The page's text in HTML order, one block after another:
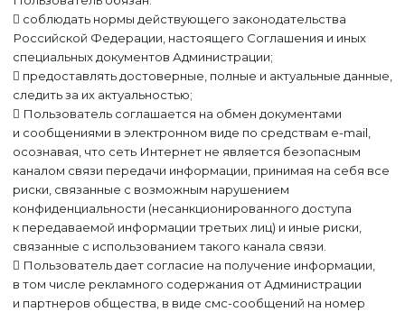
 соблюдать нормы действующего законодательства
Российской Федерации, настоящего Соглашения и иных
специальных документов Администрации;
 предоставлять достоверные, полные и актуальные данные,
следить за их актуальностью;
 Пользователь соглашается на обмен документами
и сообщениями в электронном виде по средствам e-mail,
осознавая, что сеть Интернет не является безопасным
каналом связи передачи информации, принимая на себя все
риски, связанные с возможным нарушением
конфиденциальности (несанкционированного доступа
к передаваемой информации третьих лиц) и иные риски,
связанные с использованием такого канала связи.
 Пользователь дает согласие на получение информации,
в том числе рекламного содержания от Администрации
и партнеров общества, в виде смс-сообщений на номер